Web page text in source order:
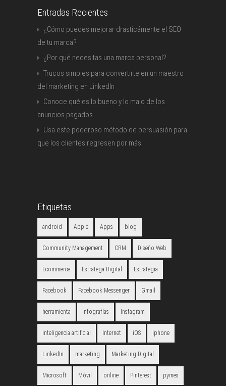
Entradas Recientes
¿Cómo puedes mejorar drasticámente el SEO
de tu marca?
¿Por qué necesitas una marca personal?
Trucos simples para convertirte en un maestro
del marketing en LinkedIn
Conoce qué es lo bueno y lo malo de los
anuncios pagados
Usa este poderoso método de persuasión para
que los clientes regresen por más
Etiquetas
android Apple Apps blog
Community Management CRM Diseño Web
Ecommerce Estratega Digital Estrategia
Facebook Facebook Messenger Gmail
herramienta infografías Instagram
inteligencia artificial Internet iOS Iphone
LinkedIn marketing Marketing Digital
Microsoft Móvil online Pinterest pymes